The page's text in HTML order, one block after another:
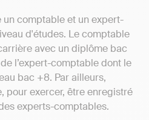
comptable et un expert-
d'études. Le comptable
avec un diplôme bac
l’expert-comptable dont le
bac +8. Par ailleurs,
pour exercer, être enregistré
experts-comptables.